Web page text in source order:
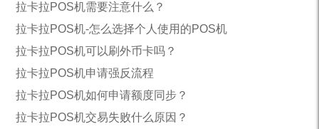
拉卡拉POS机需要注意什么？
拉卡拉POS机-怎么选择个人使用的POS机
拉卡拉POS机可以刷外币卡吗？
拉卡拉POS机申请强反流程
拉卡拉POS机如何申请额度同步？
拉卡拉POS机交易失败什么原因？